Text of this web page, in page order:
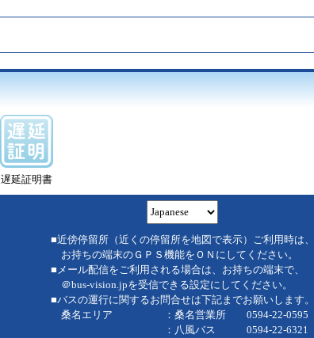
遅延証明書
■近傍停留所（近くの停留所を地図で表示）ご利用時は、
お持ちの端末のＧＰＳ機能をＯＮにしてください。
■メール配信をご利用される場合は、お持ちの端末で、
＠bus-vision.jpを受信できる設定にしてください。
■バスの運行に関するお問合せは下記までお願いします。
桑名エリア ：桑名営業所 0594-22-0595
：八風バス 0594-22-6321